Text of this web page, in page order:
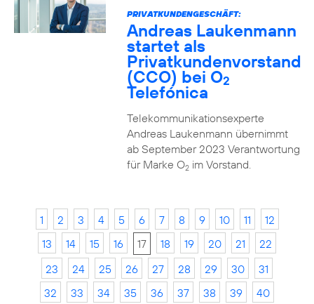
PRIVATKUNDENGESCHÄFT:
Andreas Laukenmann
startet als
Privatkundenvorstand
(CCO) bei O2
Telefónica
Telekommunikationsexperte
Andreas Laukenmann übernimmt
ab September 2023 Verantwortung
für Marke O2im Vorstand.
1 2 3 4 5 6 7 8 9 10 11
12
13
14 15 16 17 18 19 20 21
22
23
24 25 26 27 28 29 30
31
32
33 34 35 36 37 38 39
40